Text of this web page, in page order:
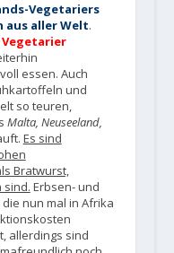
Vegetariers
aus aller Welt.
essen. Auch
und
so teuren,
Malta, Neuseeland,
Es sind
Bratwurst,
sind. Erbsen- und
nun mal in Afrika
allerdings sind